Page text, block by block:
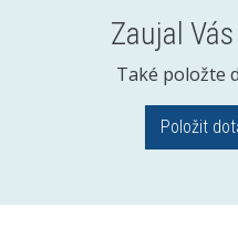
Zaujal
Také položte
Položit